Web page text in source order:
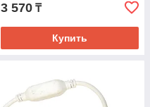
3 570 ₸
Купить